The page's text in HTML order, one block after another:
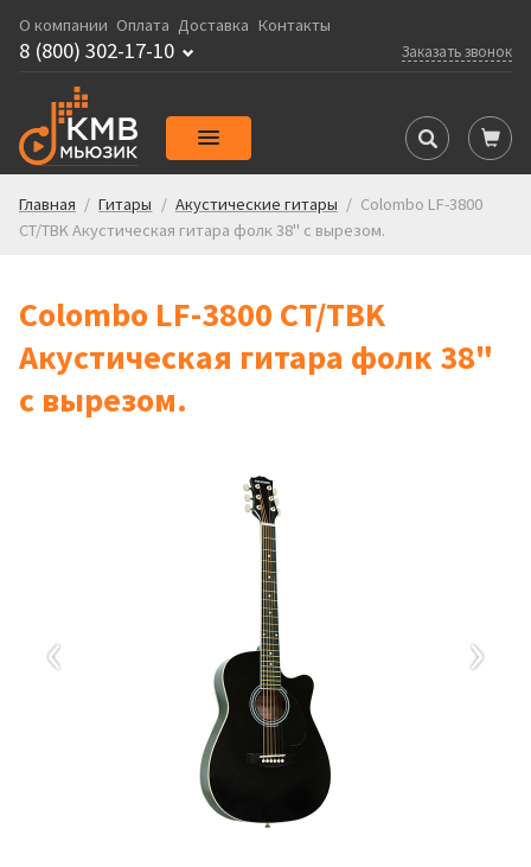
О компании Оплата Доставка Контакты
Заказать звонок
8 (800) 302-17-10
Главная / Гитары / Акустические гитары / Colombo LF-3800
CT/TBK Акустическая гитара фолк 38" с вырезом.
Colombo LF-3800 CT/TBK
Акустическая гитара фолк 38"
с вырезом.
‹ ›